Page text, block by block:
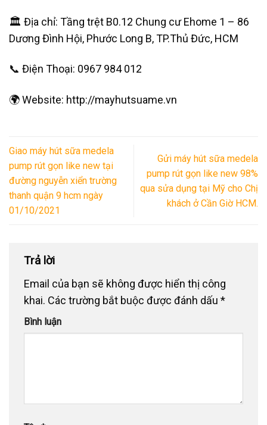
🏛 Địa chỉ: Tầng trệt B0.12 Chung cư Ehome 1 – 86
Dương Đình Hội, Phước Long B, TP.Thủ Đức, HCM
📞 Điện Thoại: 0967 984 012
🌍 Website: http://mayhutsuame.vn
Giao máy hút sữa medela
pump rút gọn like new tại
đường nguyễn xiển trường
thanh quận 9 hcm ngày
01/10/2021
Gửi máy hút sữa medela
pump rút gọn like new 98%
qua sửa dụng tại Mỹ cho Chị
khách ở Cần Giờ HCM.
Trả lời
Email của bạn sẽ không được hiển thị công
khai. Các trường bắt buộc được đánh dấu *
Bình luận